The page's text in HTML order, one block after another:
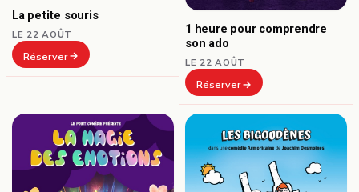
La petite souris
LE 22 AOÛT
Réserver
1 heure pour comprendre
son ado
LE 22 AOÛT
Réserver